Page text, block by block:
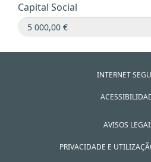
Capital Social
INTERNET
AVISOS
PRIVACIDADE E